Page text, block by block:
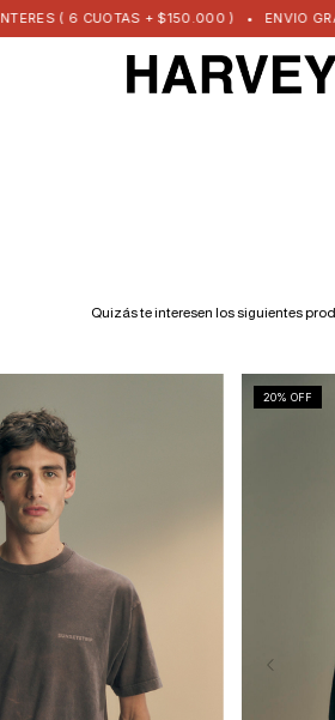
( 6 CUOTAS + $150.000 ) • ENVIO
Quizás te interesen los siguientes
20% OFF